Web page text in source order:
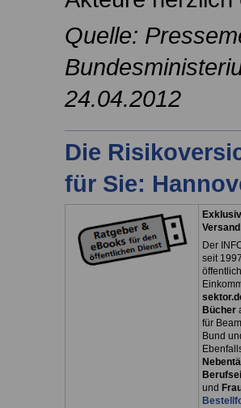
Quelle:
24.04.2012
Die
für Sie:
Der
seit
Bücher
für
Bund
und